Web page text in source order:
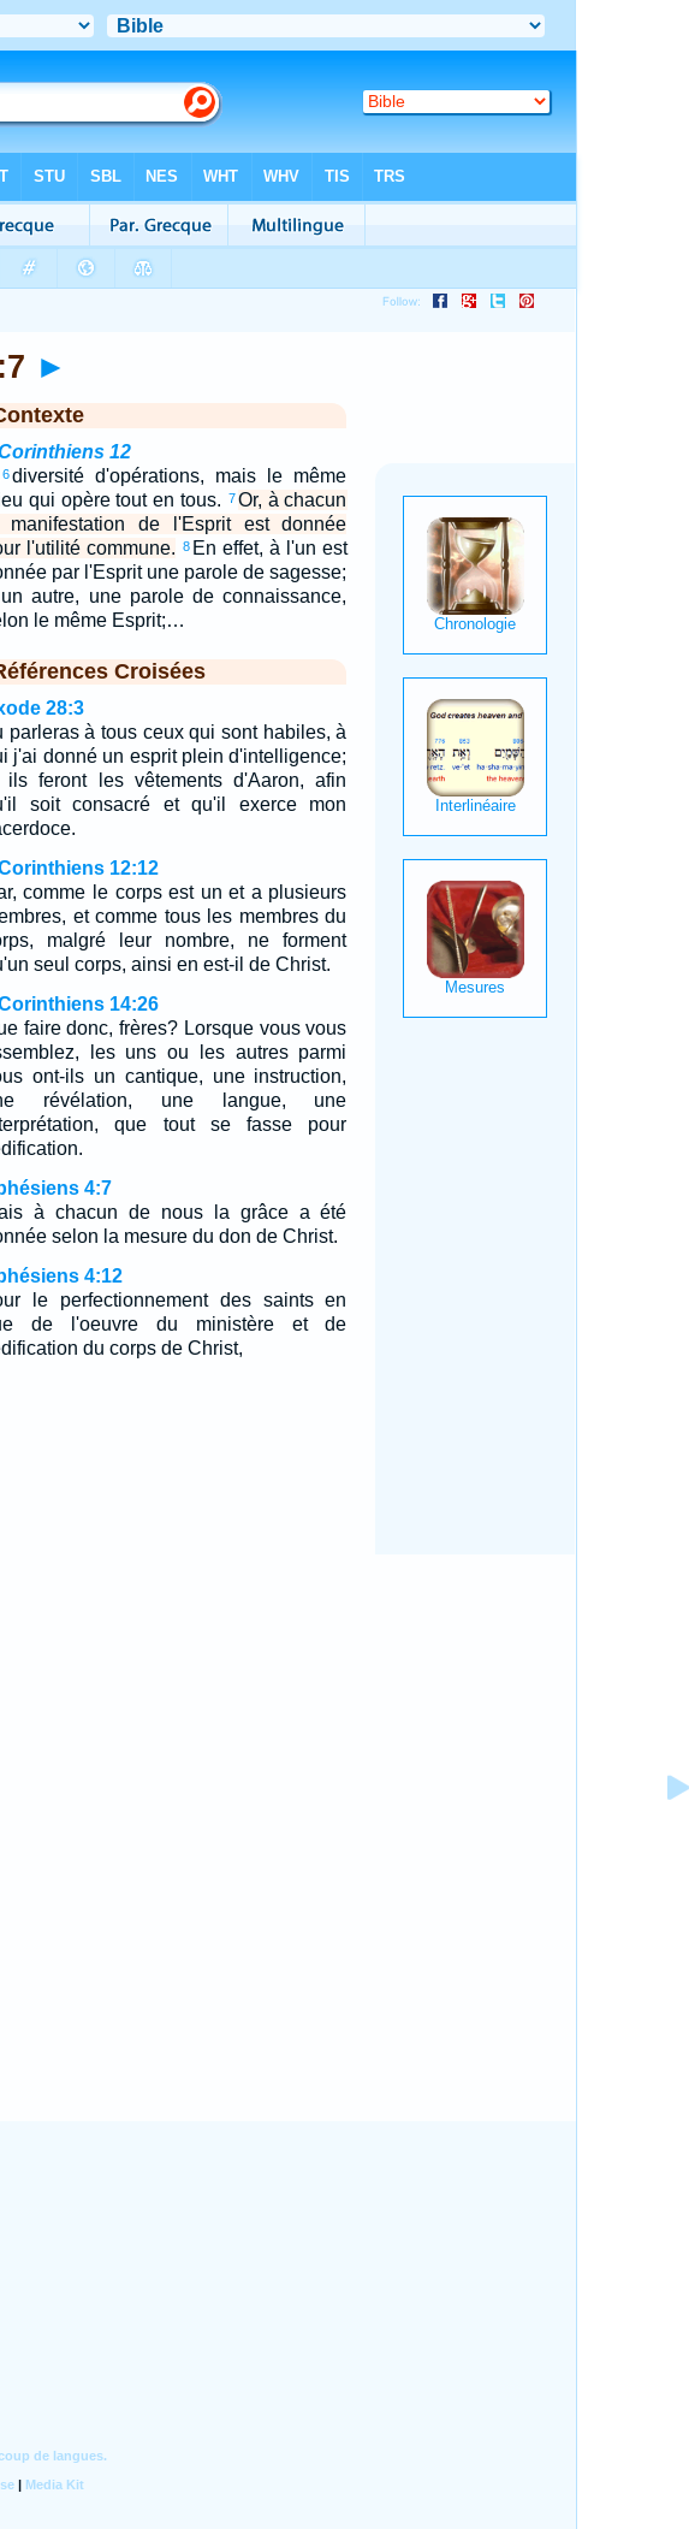
►
12
6diversité d'opérations, mais le même
qui opère tout en tous. 7Or, à chacun
manifestation de l'Esprit est donnée
l'utilité commune. 8 En effet, à l'un est
par l'Esprit une parole de sagesse;
autre, une parole de connaissance,
le même Esprit;…
Croisées
28:3
parleras à tous ceux qui sont habiles, à
j'ai donné un esprit plein d'intelligence;
ils feront les vêtements d'Aaron, afin
soit consacré et qu'il exerce mon
12:12
comme le corps est un et a plusieurs
et comme tous les membres du
malgré leur nombre, ne forment
seul corps, ainsi en est-il de Christ.
14:26
faire donc, frères? Lorsque vous vous
les uns ou les autres parmi
ont-ils un cantique, une instruction,
révélation, une langue, une
que tout se fasse pour
4:7
à chacun de nous la grâce a été
selon la mesure du don de Christ.
4:12
le perfectionnement des saints en
de l'oeuvre du ministère et de
du corps de Christ,